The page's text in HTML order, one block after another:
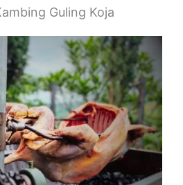
Guling Koja